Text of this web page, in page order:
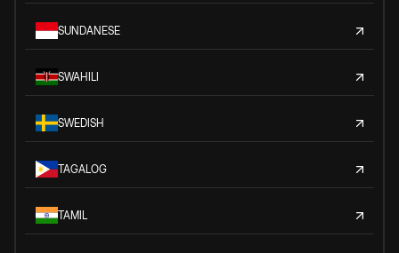
SUNDANESE
SWAHILI
SWEDISH
TAGALOG
TAMIL